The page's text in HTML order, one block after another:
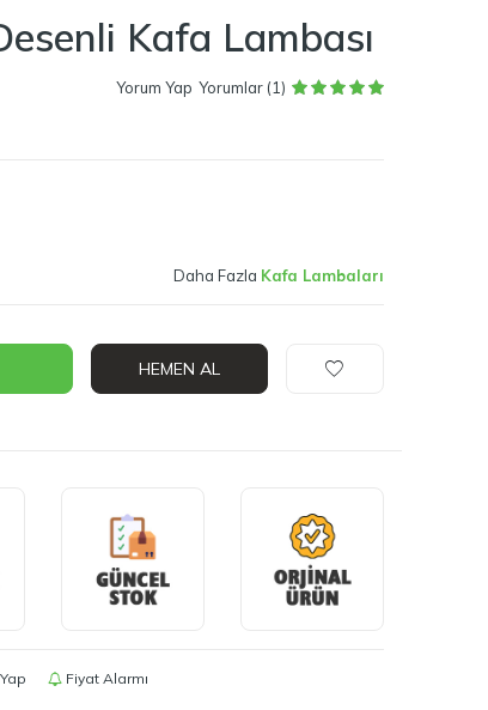
Kafa Lambası
Yorum Yap Yorumlar (1)
Daha Fazla Kafa Lambaları
HEMEN AL
Fiyat Alarmı